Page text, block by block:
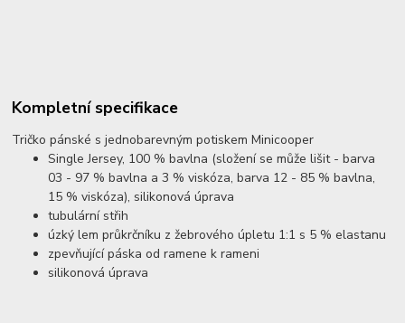
Kompletní specifikace
Tričko pánské s jednobarevným potiskem Minicooper
Single Jersey, 100 % bavlna (složení se může lišit - barva
03 - 97 % bavlna a 3 % viskóza, barva 12 - 85 % bavlna,
15 % viskóza), silikonová úprava
tubulární střih
úzký lem průkrčníku z žebrového úpletu 1:1 s 5 % elastanu
zpevňující páska od ramene k rameni
silikonová úprava